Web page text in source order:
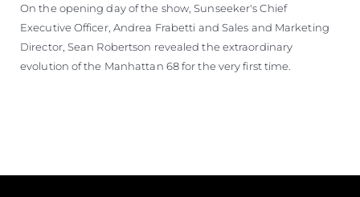
On the opening day of the show, Sunseeker's Chief
Executive Officer, Andrea Frabetti and Sales and Marketing
Director, Sean Robertson revealed the extraordinary
evolution of the Manhattan 68 for the very first time.